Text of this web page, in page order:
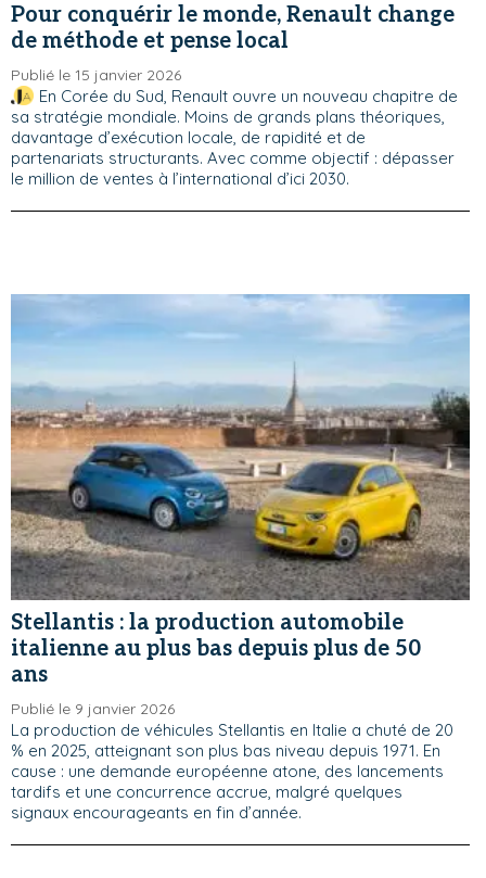
Pour conquérir le monde, Renault change
de méthode et pense local
Publié le 15 janvier 2026
En Corée du Sud, Renault ouvre un nouveau chapitre de
sa stratégie mondiale. Moins de grands plans théoriques,
davantage d’exécution locale, de rapidité et de
partenariats structurants. Avec comme objectif : dépasser
le million de ventes à l’international d’ici 2030.
Stellantis : la production automobile
italienne au plus bas depuis plus de 50
ans
Publié le 9 janvier 2026
La production de véhicules Stellantis en Italie a chuté de 20
% en 2025, atteignant son plus bas niveau depuis 1971. En
cause : une demande européenne atone, des lancements
tardifs et une concurrence accrue, malgré quelques
signaux encourageants en fin d’année.